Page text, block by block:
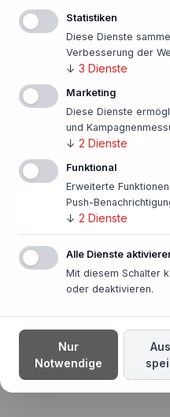
Persönlicher
Finanzierung
In nur
Weitere
Statistiken
Diese Dienste
Verbesserung der
↓ 3 Dienste
Marketing
Diese Dienste
und
↓ 2 Dienste
Funktional
Erweiterte
Push-
↓ 2 Dienste
Alle Dienste
Mit diesem Schalter
oder deaktivieren.
Nur
Notwendige